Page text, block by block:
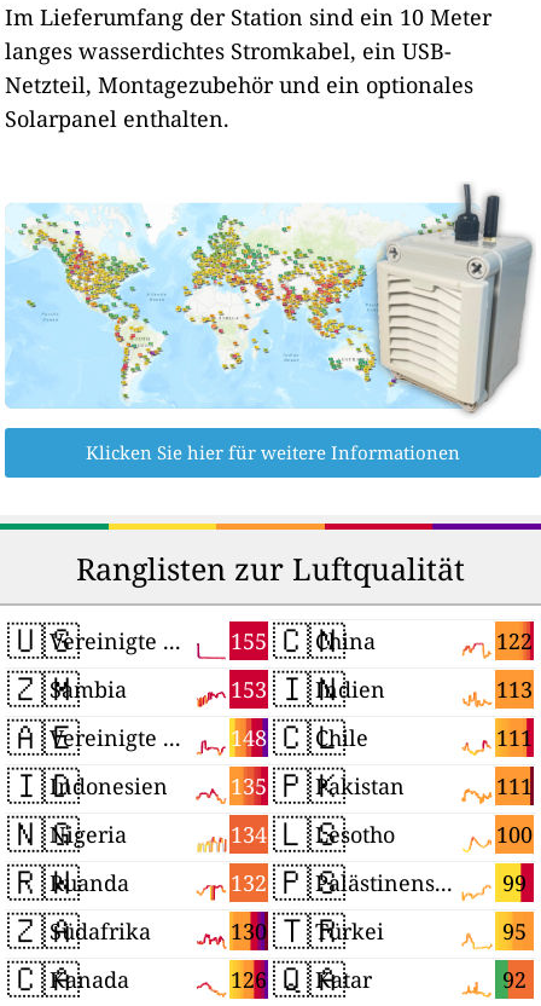
Im Lieferumfang der Station sind ein 10 Meter
langes wasserdichtes Stromkabel, ein USB-
Netzteil, Montagezubehör und ein optionales
Solarpanel enthalten.
Klicken Sie hier für weitere Informationen
Ranglisten zur Luftqualität
🇺🇸 155
Vereinigte Staaten
🇿🇲 153
Sambia
🇦🇪 148
Vereinigte Arabische Emirate
🇮🇩 135
Indonesien
🇳🇬 134
Nigeria
🇷🇼 132
Ruanda
🇿🇦 130
Südafrika
🇨🇦 126
Kanada
🇨🇳 122
China
🇮🇳 113
Indien
🇨🇱 111
Chile
🇵🇰 111
Pakistan
🇱🇸 100
Lesotho
🇵🇸 99
Palästinensische Autonomiegebiete
🇹🇷 95
Türkei
🇶🇦 92
Katar